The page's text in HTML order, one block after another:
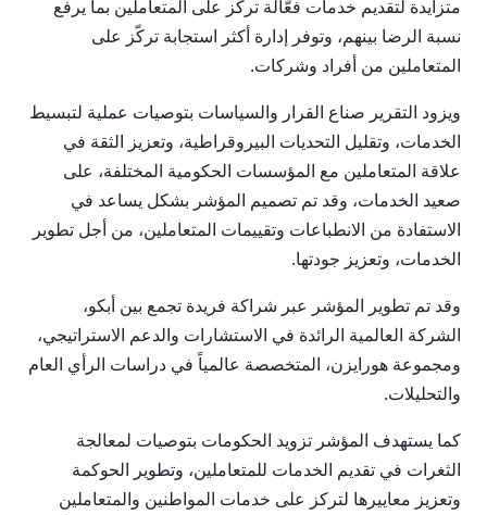
متزايدة لتقديم خدمات فعّالة تركز على المتعاملين بما يرفع
نسبة الرضا بينهم، وتوفر إدارة أكثر استجابة تركّز على
المتعاملين من أفراد وشركات.
ويزود التقرير صناع القرار والسياسات بتوصيات عملية لتبسيط
الخدمات، وتقليل التحديات البيروقراطية، وتعزيز الثقة في
علاقة المتعاملين مع المؤسسات الحكومية المختلفة، على
صعيد الخدمات، وقد تم تصميم المؤشر بشكل يساعد في
الاستفادة من الانطباعات وتقييمات المتعاملين، من أجل تطوير
الخدمات، وتعزيز جودتها.
وقد تم تطوير المؤشر عبر شراكة فريدة تجمع بين أبكو،
الشركة العالمية الرائدة في الاستشارات والدعم الاستراتيجي،
ومجموعة هورايزن، المتخصصة عالمياً في دراسات الرأي العام
والتحليلات.
كما يستهدف المؤشر تزويد الحكومات بتوصيات لمعالجة
الثغرات في تقديم الخدمات للمتعاملين، وتطوير الحوكمة
وتعزيز معاييرها لتركز على خدمات المواطنين والمتعاملين